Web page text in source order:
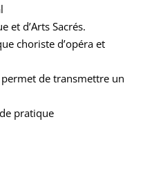
et d’Arts Sacrés.
choriste d’opéra et
de transmettre un
pratique